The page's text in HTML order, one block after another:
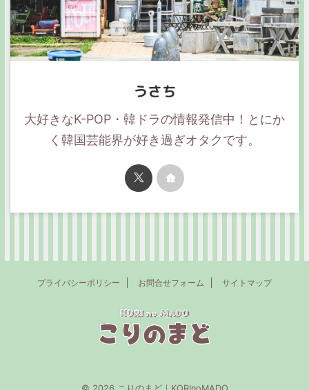
うさち
大好きなK-POP・韓ドラの情報発信中！とにか
く韓国芸能界が好き過ぎオタクです。
プライバシーポリシー お問合せフォーム サイトマップ